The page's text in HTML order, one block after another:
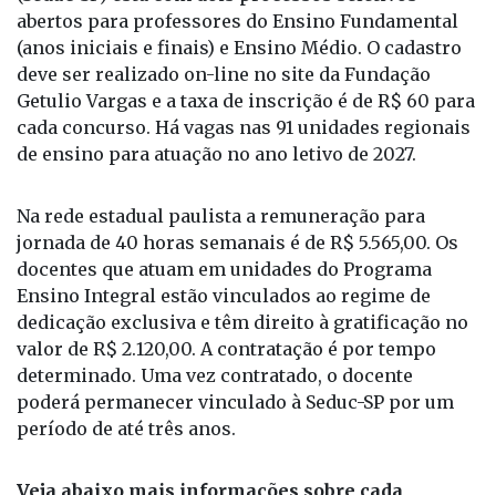
Da Redação / Agência SP
A Secretaria da Educação do Estado de São Paulo
(Seduc-SP) está com dois processos seletivos
abertos para professores do Ensino Fundamental
(anos iniciais e finais) e Ensino Médio. O cadastro
Getulio Vargas e a taxa de inscrição é de R$ 60 para
cada concurso. Há vagas nas 91 unidades regionais
de ensino para atuação no ano letivo de 2027.
Na rede estadual paulista a remuneração para
jornada de 40 horas semanais é de R$ 5.565,00. Os
docentes que atuam em unidades do Programa
Ensino Integral estão vinculados ao regime de
dedicação exclusiva e têm direito à gratificação no
determinado. Uma vez contratado, o docente